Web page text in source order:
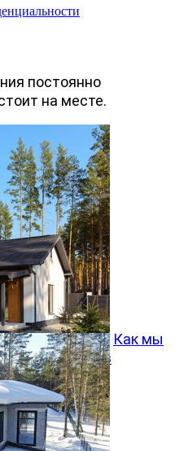
постоянно
на месте.
Как мы
Хвойный 96 в